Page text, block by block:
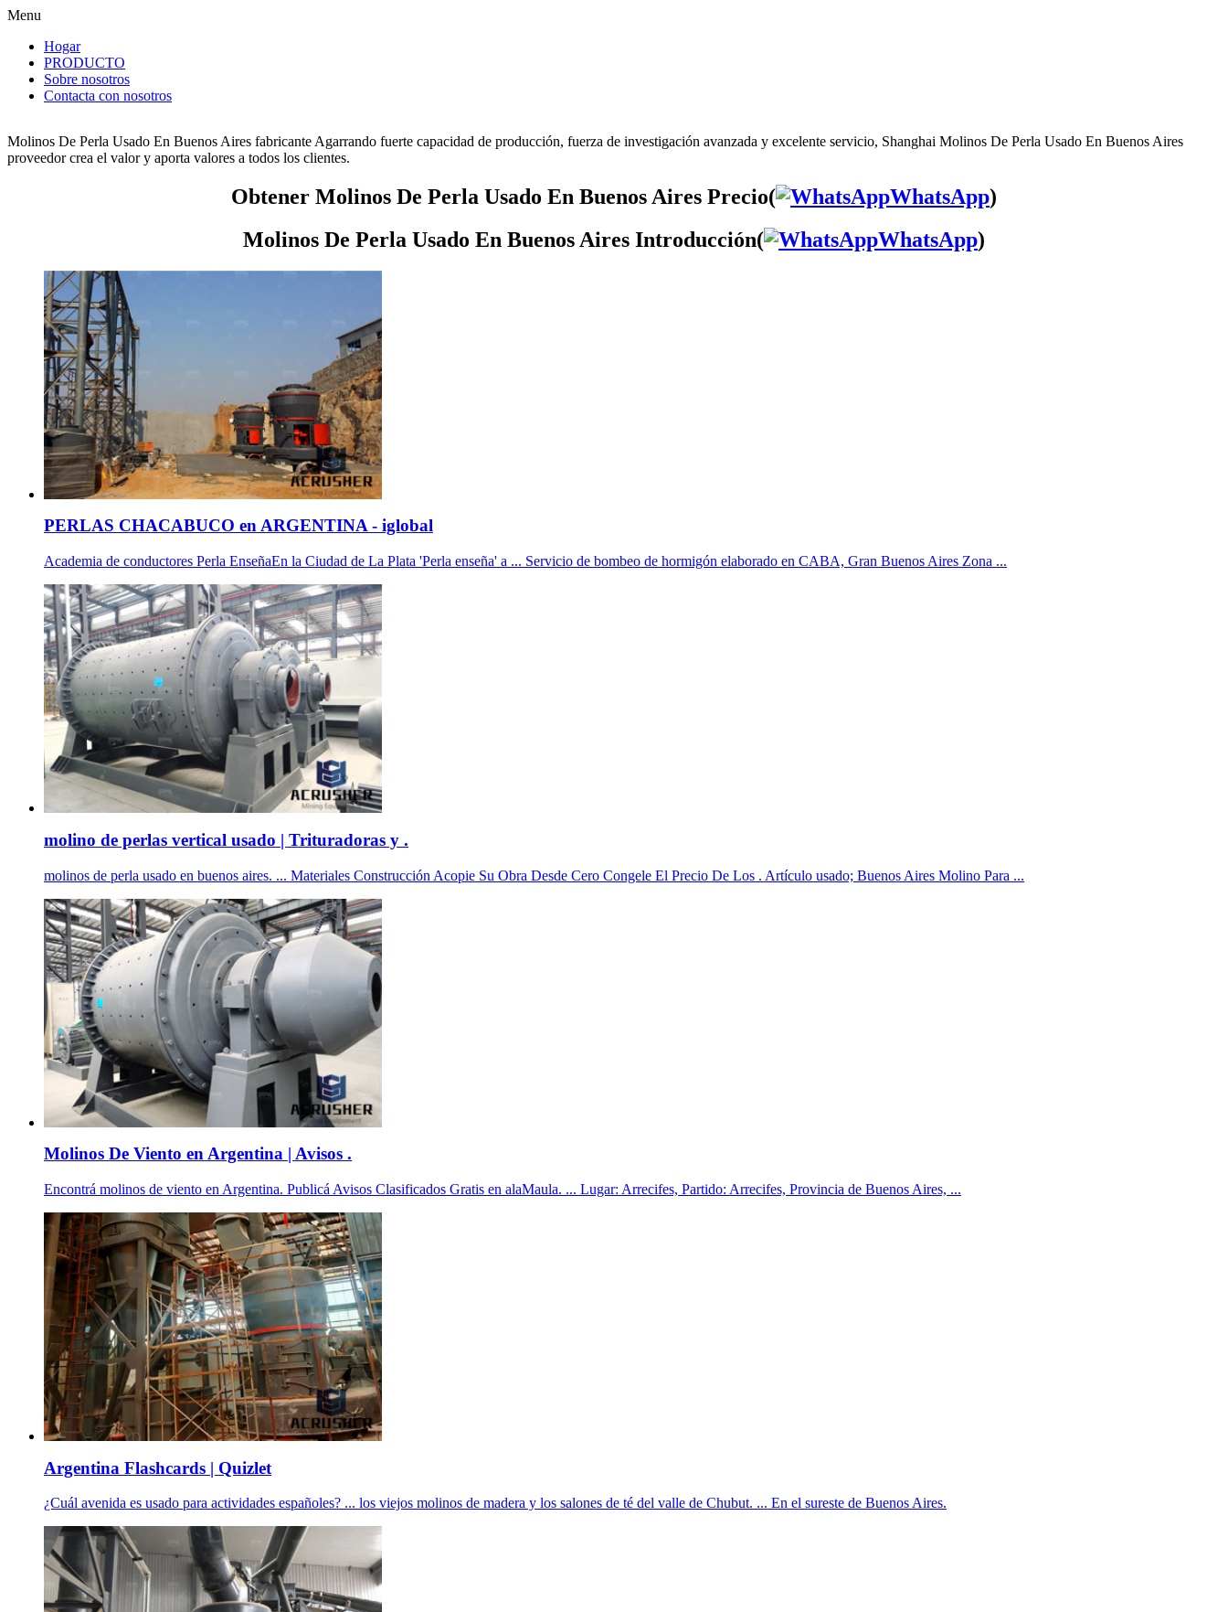
Menu
Hogar
PRODUCTO
Sobre nosotros
Contacta con nosotros
Molinos De Perla Usado En Buenos Aires fabricante Agarrando fuerte capacidad de producción, fuerza de investigación avanzada y excelente servicio, Shanghai Molinos De Perla Usado En Buenos Aires
proveedor crea el valor y aporta valores a todos los clientes.
Obtener Molinos De Perla Usado En Buenos Aires Precio( WhatsApp)
Molinos De Perla Usado En Buenos Aires Introducción(
WhatsApp)
PERLAS CHACABUCO en ARGENTINA - iglobal
Academia de conductores Perla EnseñaEn la Ciudad de La Plata 'Perla enseña' a ... Servicio de bombeo de hormigón elaborado en CABA, Gran Buenos Aires Zona ...
molino de perlas vertical usado | Trituradoras y .
molinos de perla usado en buenos aires. ... Materiales Construcción Acopie Su Obra Desde Cero Congele El Precio De Los . Artículo usado; Buenos Aires Molino Para ...
Molinos De Viento en Argentina | Avisos .
Encontrá molinos de viento en Argentina. Publicá Avisos Clasificados Gratis en alaMaula. ... Lugar: Arrecifes, Partido: Arrecifes, Provincia de Buenos Aires, ...
Argentina Flashcards | Quizlet
¿Cuál avenida es usado para actividades españoles? ... los viejos molinos de madera y los salones de té del valle de Chubut. ... En el sureste de Buenos Aires.